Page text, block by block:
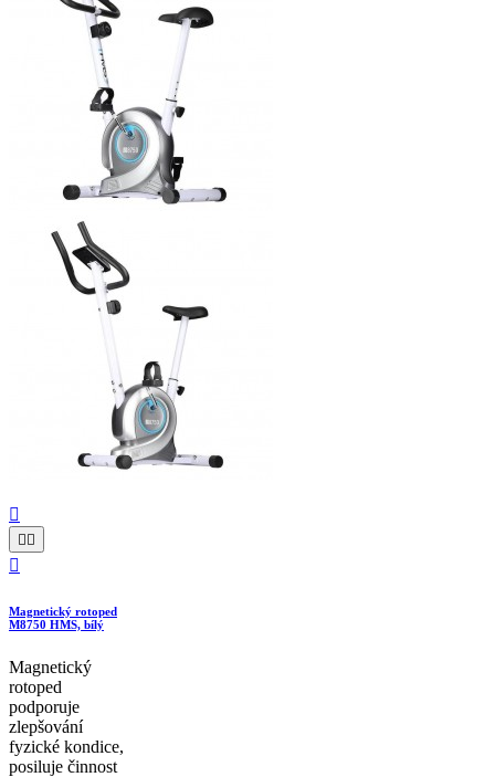



Magnetický rotoped
M8750 HMS, bílý
Magnetický
rotoped
podporuje
zlepšování
fyzické kondice,
posiluje činnost